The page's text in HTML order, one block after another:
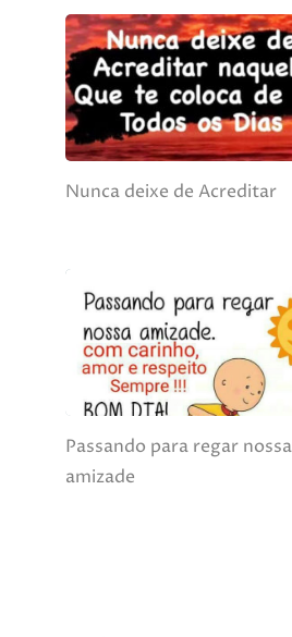
Nunca deixe de Acreditar
Passando para regar nossa
amizade